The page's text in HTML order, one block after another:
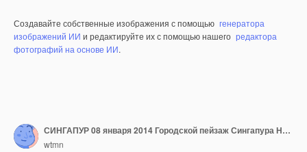
Создавайте собственные изображения с помощью генератора
изображений ИИ и редактируйте их с помощью нашего редактора
фотографий на основе ИИ.
СИНГАПУР 08 января 2014 Городской пейзаж Сингапура Ночной вид на Рощу Супертри в Садах у залива
wtmn